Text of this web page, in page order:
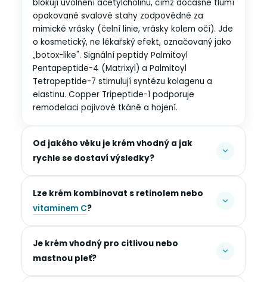
blokují uvolnění acetylcholinu, čímž dočasně tlumí
opakované svalové stahy zodpovědné za
mimické vrásky (čelní linie, vrásky kolem očí). Jde
o kosmetický, ne lékařský efekt, označovaný jako
„botox-like". Signální peptidy Palmitoyl
Pentapeptide-4 (Matrixyl) a Palmitoyl
Tetrapeptide-7 stimulují syntézu kolagenu a
elastinu. Copper Tripeptide-1 podporuje
remodelaci pojivové tkáně a hojení.
Od jakého věku je krém vhodný a jak
rychle se dostaví výsledky?
Lze krém kombinovat s retinolem nebo
vitaminem C?
Je krém vhodný pro citlivou nebo
mastnou pleť?